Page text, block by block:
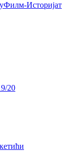
Филм-Историјат
20